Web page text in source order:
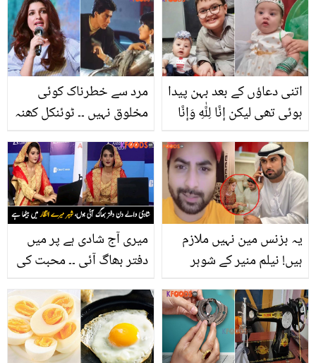
مرد سے خطرناک کوئی
مخلوق نہیں ۔۔ ٹوئنکل کھنہ
ایسی بات کیوں کہی؟
اتنی دعاؤں کے بعد بہن پیدا
ہوئی تھی لیکن إِنَّا لِلَّٰهِ وَإِنَّا
اسٹار احمد شاہ اپنی
اکلوتی بہن کی موت پر
غمزدہ
میری آج شادی ہے پر میں
دفتر بھاگ آئی ۔۔ محبت کی
نے یہ انوکھی حرکت کیوں
کی جو سسرال والے
گھنٹوں نکاح کے انتظار میں
یہ بزنس مین نہیں ملازم
ہیں! نیلم منیر کے شوہر
ہیں؟ یاسر شامی نے مکمل
تفصیلات بتا دی